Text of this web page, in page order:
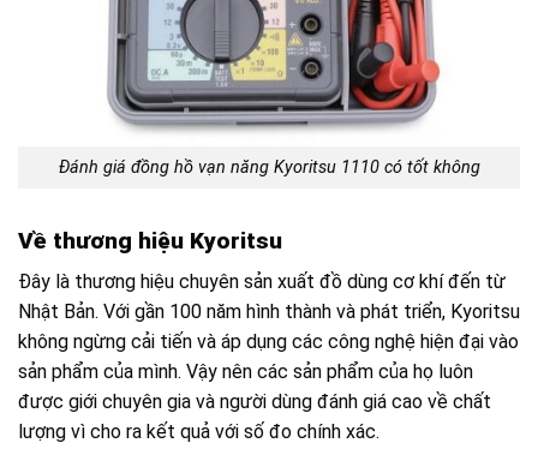
Đánh giá đồng hồ vạn năng Kyoritsu 1110 có tốt không
Về thương hiệu Kyoritsu
Đây là thương hiệu chuyên sản xuất đồ dùng cơ khí đến từ
Nhật Bản. Với gần 100 năm hình thành và phát triển, Kyoritsu
không ngừng cải tiến và áp dụng các công nghệ hiện đại vào
sản phẩm của mình. Vậy nên các sản phẩm của họ luôn
được giới chuyên gia và người dùng đánh giá cao về chất
lượng vì cho ra kết quả với số đo chính xác.